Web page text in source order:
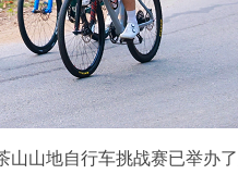
山地自行车挑战赛已举办